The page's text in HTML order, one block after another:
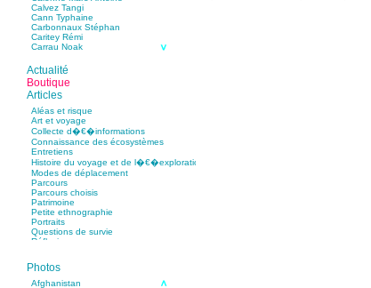
Calvez Tangi
Cann Typhaine
Carbonnaux Stéphan
Caritey Rémi
Carrau Noak
Chérel Guillaume
Chambost Germain
Chapuis Éric
Chapuis Amandine
Chastel Marie
Chaud Marianne
Chenot Philippe
Chicurel Arnaud
Clémenceau Adrien
Colonna d’Istria Jérôme
Conesa Gabriel
Corazza Pascal
Cotta Jean-Marc
Cousergue Arnaud
Crane Adrian
Crane Richard
Croiziers de Lacvivier Aurélie
Dash Naraa
Debove Florence
Dedet Christian
Degoul Franck
Delaunay Matthieu
Actualité
Boutique
Articles
Aléas et risque
Art et voyage
Collecte d�€�informations
Connaissance des écosystèmes
Entretiens
Histoire du voyage et de l�€�exploration
Modes de déplacement
Parcours
Parcours choisis
Patrimoine
Petite ethnographie
Portraits
Questions de survie
Réflexions
Photos
Afghanistan